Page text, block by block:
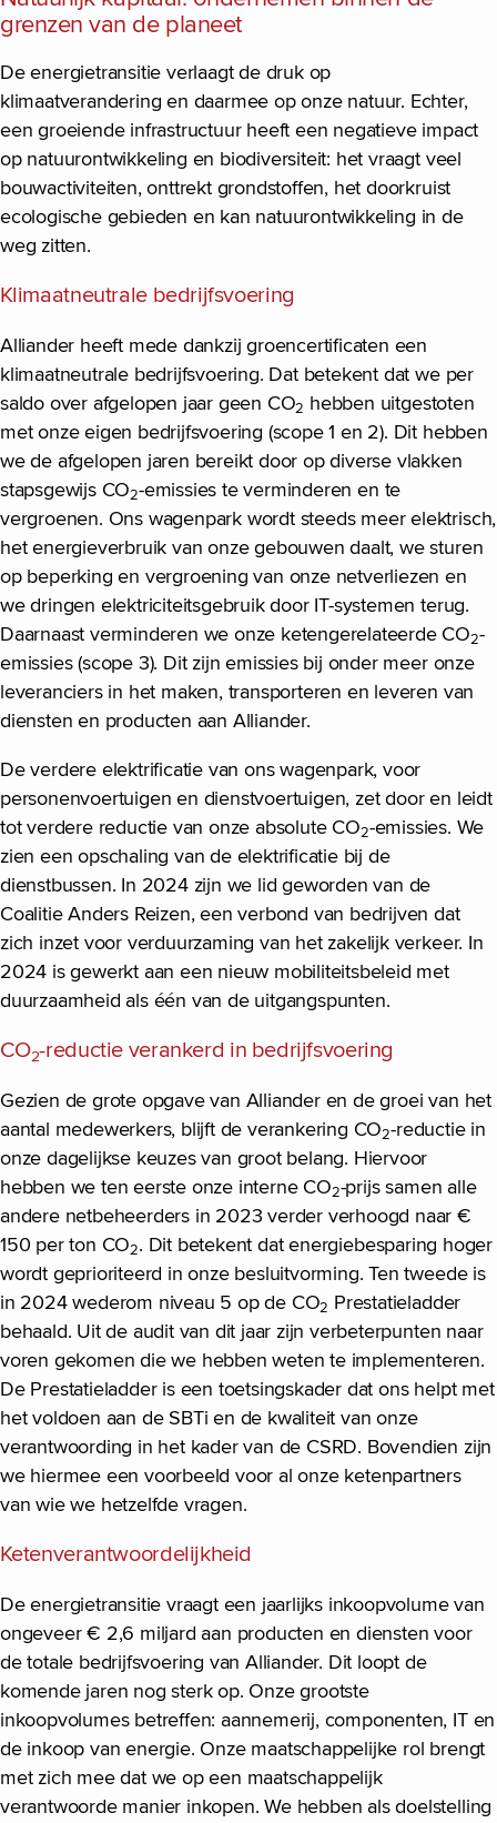
grenzen van de planeet
De energietransitie verlaagt de druk op
klimaatverandering en daarmee op onze natuur. Echter,
een groeiende infrastructuur heeft een negatieve impact
op natuurontwikkeling en biodiversiteit: het vraagt veel
bouwactiviteiten, onttrekt grondstoffen, het doorkruist
ecologische gebieden en kan natuurontwikkeling in de
weg zitten.
Klimaatneutrale bedrijfsvoering
Alliander heeft mede dankzij groencertificaten een
klimaatneutrale bedrijfsvoering. Dat betekent dat we per
saldo over afgelopen jaar geen CO2 hebben uitgestoten
met onze eigen bedrijfsvoering (scope 1 en 2). Dit hebben
we de afgelopen jaren bereikt door op diverse vlakken
stapsgewijs CO2-emissies te verminderen en te
vergroenen. Ons wagenpark wordt steeds meer elektrisch,
het energieverbruik van onze gebouwen daalt, we sturen
op beperking en vergroening van onze netverliezen en
we dringen elektriciteitsgebruik door IT-systemen terug.
Daarnaast verminderen we onze ketengerelateerde CO2-
emissies (scope 3). Dit zijn emissies bij onder meer onze
leveranciers in het maken, transporteren en leveren van
diensten en producten aan Alliander.
De verdere elektrificatie van ons wagenpark, voor
personenvoertuigen en dienstvoertuigen, zet door en leidt
tot verdere reductie van onze absolute CO2-emissies. We
zien een opschaling van de elektrificatie bij de
dienstbussen. In 2024 zijn we lid geworden van de
Coalitie Anders Reizen, een verbond van bedrijven dat
zich inzet voor verduurzaming van het zakelijk verkeer. In
2024 is gewerkt aan een nieuw mobiliteitsbeleid met
duurzaamheid als één van de uitgangspunten.
CO2-reductie verankerd in bedrijfsvoering
Gezien de grote opgave van Alliander en de groei van het
aantal medewerkers, blijft de verankering CO2-reductie in
onze dagelijkse keuzes van groot belang. Hiervoor
hebben we ten eerste onze interne CO2-prijs samen alle
andere netbeheerders in 2023 verder verhoogd naar €
150 per ton CO2. Dit betekent dat energiebesparing hoger
wordt geprioriteerd in onze besluitvorming. Ten tweede is
in 2024 wederom niveau 5 op de CO2 Prestatieladder
behaald. Uit de audit van dit jaar zijn verbeterpunten naar
voren gekomen die we hebben weten te implementeren.
De Prestatieladder is een toetsingskader dat ons helpt met
het voldoen aan de SBTi en de kwaliteit van onze
verantwoording in het kader van de CSRD. Bovendien zijn
we hiermee een voorbeeld voor al onze ketenpartners
van wie we hetzelfde vragen.
Ketenverantwoordelijkheid
De energietransitie vraagt een jaarlijks inkoopvolume van
ongeveer € 2,6 miljard aan producten en diensten voor
de totale bedrijfsvoering van Alliander. Dit loopt de
komende jaren nog sterk op. Onze grootste
inkoopvolumes betreffen: aannemerij, componenten, IT en
de inkoop van energie. Onze maatschappelijke rol brengt
met zich mee dat we op een maatschappelijk
verantwoorde manier inkopen. We hebben als doelstelling